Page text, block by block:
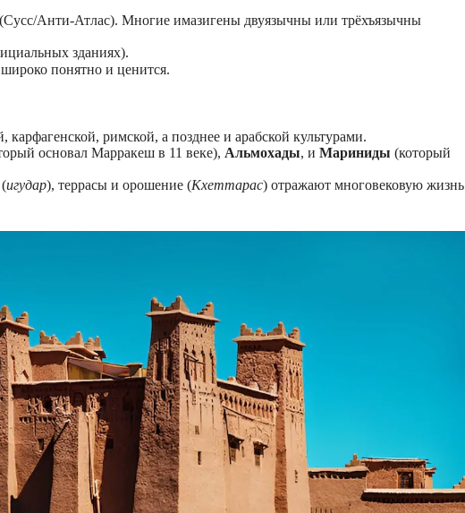
(Сусс/Анти-Атлас). Многие имазигены двуязычны или трёхъязычны
зданиях).
понятно и ценится.
римской, а позднее и арабской культурами.
основал Марракеш в 11 веке), Альмохады, и Мариниды (который
игудар), террасы и орошение (Кхеттарас) отражают многовековую жизнь